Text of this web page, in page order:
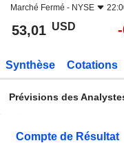
Marché Fermé - NYSE
53,01 USD
Synthèse Cotations
Prévisions des
Compte de Résultat